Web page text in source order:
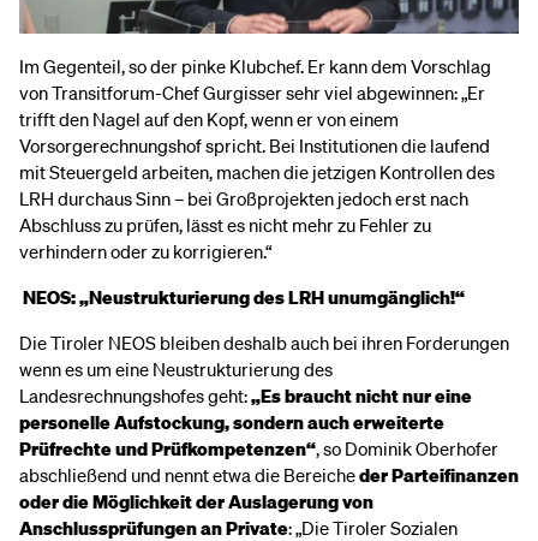
Im Gegenteil, so der pinke Klubchef. Er kann dem Vorschlag
von Transitforum-Chef Gurgisser sehr viel abgewinnen: „Er
trifft den Nagel auf den Kopf, wenn er von einem
Vorsorgerechnungshof spricht. Bei Institutionen die laufend
mit Steuergeld arbeiten, machen die jetzigen Kontrollen des
LRH durchaus Sinn – bei Großprojekten jedoch erst nach
Abschluss zu prüfen, lässt es nicht mehr zu Fehler zu
verhindern oder zu korrigieren.“
NEOS: „Neustrukturierung des LRH unumgänglich!“
Die Tiroler NEOS bleiben deshalb auch bei ihren Forderungen
wenn es um eine Neustrukturierung des
Landesrechnungshofes geht:„Es braucht nicht nur eine
personelle Aufstockung, sondern auch erweiterte
Prüfrechte und Prüfkompetenzen“, so Dominik Oberhofer
abschließend und nennt etwa die Bereicheder Parteifinanzen
oder die Möglichkeit der Auslagerung von
Anschlussprüfungen an Private: „Die Tiroler Sozialen